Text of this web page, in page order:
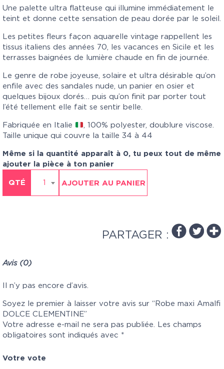
Une palette ultra flatteuse qui illumine immédiatement le
teint et donne cette sensation de peau dorée par le soleil.
Les petites fleurs façon aquarelle vintage rappellent les
tissus italiens des années 70, les vacances en Sicile et les
terrasses baignées de lumière chaude en fin de journée.
Le genre de robe joyeuse, solaire et ultra désirable qu’on
enfile avec des sandales nude, un panier en osier et
quelques bijoux dorés… puis qu’on finit par porter tout
l’été tellement elle fait se sentir belle.
Fabriquée en Italie
, 100% polyester, doublure viscose.
Taille unique qui couvre la taille 34 à 44
Même si la quantité apparaît à 0, tu peux tout de même
ajouter la pièce à ton panier
QTÉ 1 AJOUTER AU PANIER
PARTAGER :
Avis (0)
Il n’y pas encore d’avis.
Soyez le premier à laisser votre avis sur “Robe maxi Amalfi
DOLCE CLEMENTINE”
Votre adresse e-mail ne sera pas publiée. Les champs
obligatoires sont indiqués avec *
Votre vote